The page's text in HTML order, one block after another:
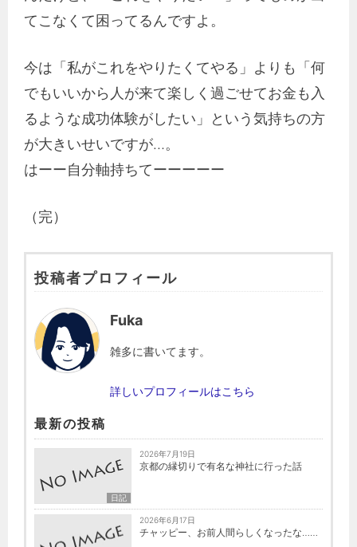
てこなくて困ってるんですよ。
今は「私がこれをやりたくてやる」よりも「何
でもいいから人が来て楽しく過ごせてお金も入
るような成功体験がしたい」という気持ちの方
が大きいせいですが…。
はーー自分軸持ちてーーーーー
（完）
投稿者プロフィール
Fuka
雑多に書いてます。
詳しいプロフィールはこちら
最新の投稿
日記
2026年7月19日
京都の縁切りで有名な神社に行った話
2026年6月17日
チャッピー、お前人間らしくなったな……